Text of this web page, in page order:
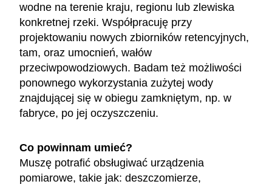
wodne na terenie kraju, regionu lub zlewiska
konkretnej rzeki. Współpracuję przy
projektowaniu nowych zbiorników retencyjnych,
tam, oraz umocnień, wałów
przeciwpowodziowych. Badam też możliwości
ponownego wykorzystania zużytej wody
znajdującej się w obiegu zamkniętym, np. w
fabryce, po jej oczyszczeniu.
Co powinnam umieć?
Muszę potrafić obsługiwać urządzenia
pomiarowe, takie jak: deszczomierze,